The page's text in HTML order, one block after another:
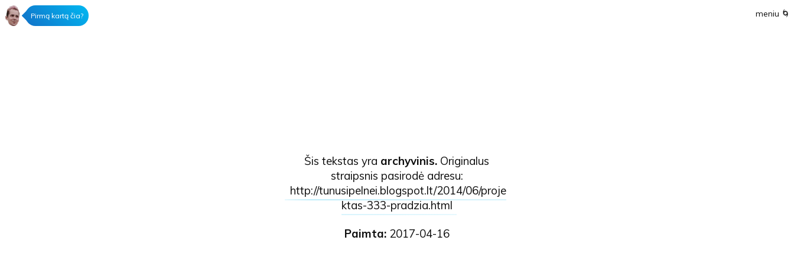
Pirmą kartą čia? meniu 🌀
Šis tekstas yra archyvinis. Originalus
straipsnis pasirodė adresu:
http://tunusipelnei.blogspot.lt/2014/06/proje
ktas-333-pradzia.html
Paimta: 2017-04-16